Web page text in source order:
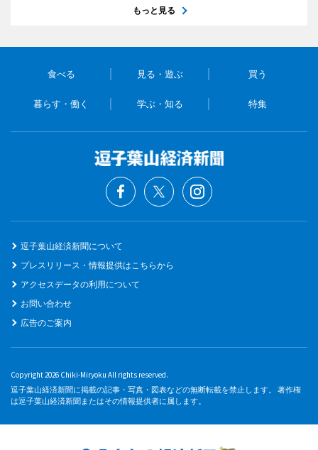
もっと見る
食べる 見る・遊ぶ 買う
暮らす・働く 学ぶ・知る 特集
逗子葉山経済新聞について
プレスリリース・情報提供はこちらから
アクセスデータの利用について
お問い合わせ
広告のご案内
Copyright 2026 Chiki-Miryoku All rights reserved.
逗子葉山経済新聞に掲載の記事・写真・図表などの無断転載を禁止します。 著作権
は逗子葉山経済新聞またはその情報提供者に属します。